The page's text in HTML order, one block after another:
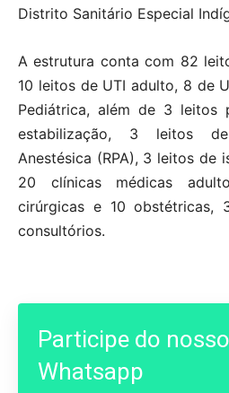
Distrito Sanitário Especial
A estrutura conta com 82
10 leitos de UTI adulto, 8 de
Pediátrica, além de 3
estabilização, 3 leitos
Anestésica (RPA), 3 leitos de
20 clínicas médicas
cirúrgicas e 10 obstétricas,
consultórios.
Participe do
Whatsapp